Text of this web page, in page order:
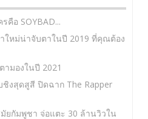
คือ SOYBAD...
าใหม่น่าจับตาในปี 2019 ที่คุณต้อง
ามองในปี 2021
ชิงสุดสูสี ปิดฉาก The Rapper
ยกัมพูชา จ่อแตะ 30 ล้านวิวใน